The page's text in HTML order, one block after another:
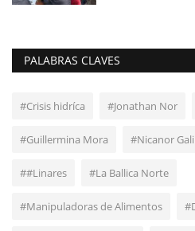
PALABRAS CLAVES
#Crisis hidríca #Jonathan Nor
#Guillermina Mora #Nicanor
##Linares #La Ballica Norte
#Manipuladoras de Alimentos